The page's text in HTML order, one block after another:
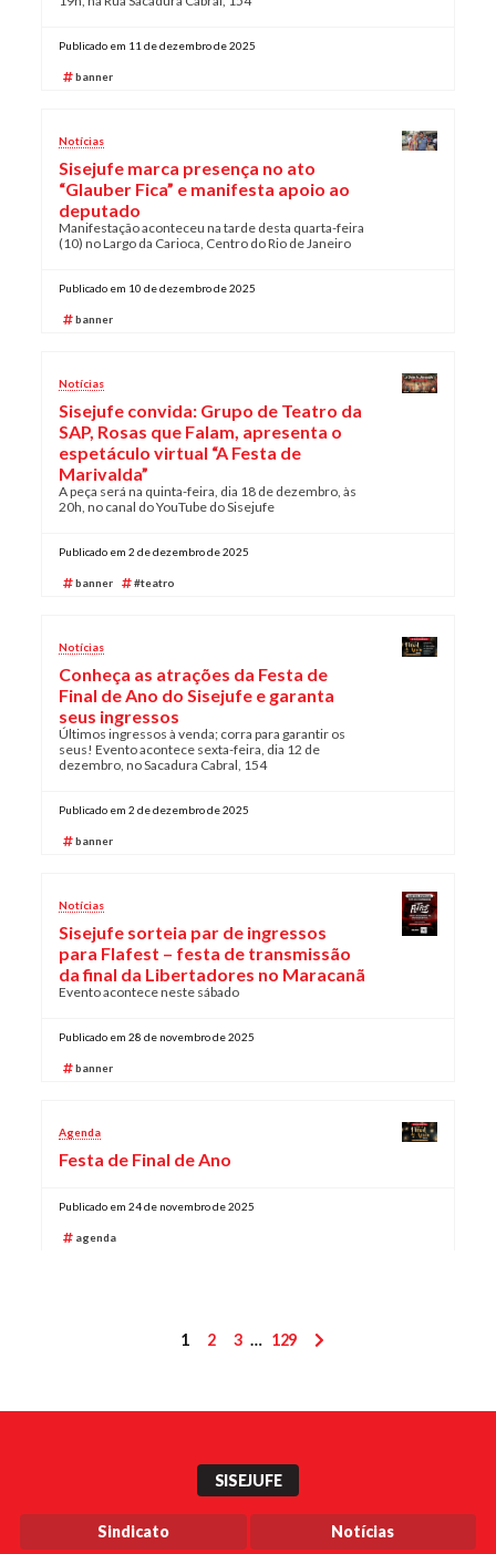
Publicado em 11 de dezembro de 2025
banner
Notícias
Sisejufe marca presença no ato
“Glauber Fica” e manifesta apoio ao
deputado
Manifestação aconteceu na tarde desta quarta-feira
(10) no Largo da Carioca, Centro do Rio de Janeiro
Publicado em 10 de dezembro de 2025
banner
Notícias
Sisejufe convida: Grupo de Teatro da
SAP, Rosas que Falam, apresenta o
espetáculo virtual “A Festa de
Marivalda”
A peça será na quinta-feira, dia 18 de dezembro, às
20h, no canal do YouTube do Sisejufe
Publicado em 2 de dezembro de 2025
banner #teatro
Notícias
Conheça as atrações da Festa de
Final de Ano do Sisejufe e garanta
seus ingressos
Últimos ingressos à venda; corra para garantir os
seus! Evento acontece sexta-feira, dia 12 de
dezembro, no Sacadura Cabral, 154
Publicado em 2 de dezembro de 2025
banner
Notícias
Sisejufe sorteia par de ingressos
para Flafest – festa de transmissão
da final da Libertadores no Maracanã
Evento acontece neste sábado
Publicado em 28 de novembro de 2025
banner
Agenda
Festa de Final de Ano
Publicado em 24 de novembro de 2025
agenda
posts
1 2 3 … 129
SISEJUFE
Sindicato Notícias